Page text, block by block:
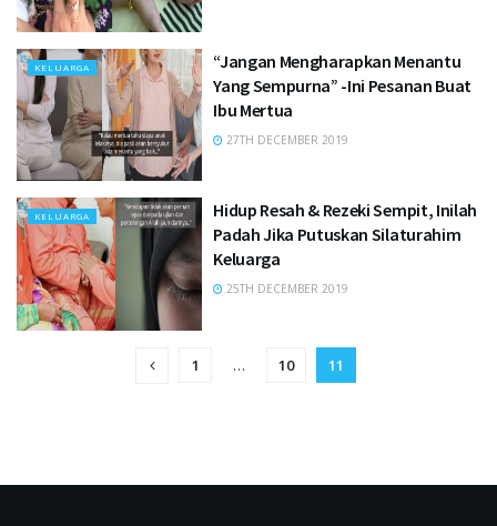
KELUARGA
“Jangan Mengharapkan Menantu
Yang Sempurna” -Ini Pesanan Buat
Ibu Mertua
27TH DECEMBER 2019
KELUARGA
Hidup Resah & Rezeki Sempit, Inilah
Padah Jika Putuskan Silaturahim
Keluarga
25TH DECEMBER 2019
1 … 10 11